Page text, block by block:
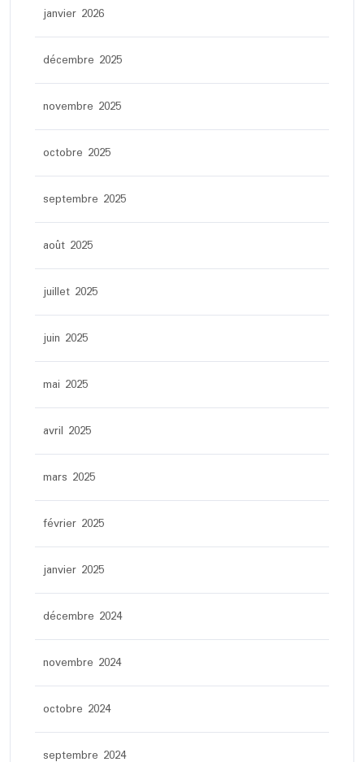
janvier 2026
décembre 2025
novembre 2025
octobre 2025
septembre 2025
août 2025
juillet 2025
juin 2025
mai 2025
avril 2025
mars 2025
février 2025
janvier 2025
décembre 2024
novembre 2024
octobre 2024
septembre 2024